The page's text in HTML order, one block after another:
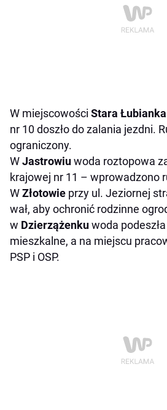
W miejscowości Stara Łubianka
nr 10 doszło do zalania jezdni.
ograniczony.
WJastrowiuwoda roztopowa
krajowej nr 11 – wprowadzono
WZłotowie przy ul. Jeziornej
wał, aby ochronić rodzinne
w Dzierzążenkuwoda
mieszkalne, a na miejscu
PSP i OSP.